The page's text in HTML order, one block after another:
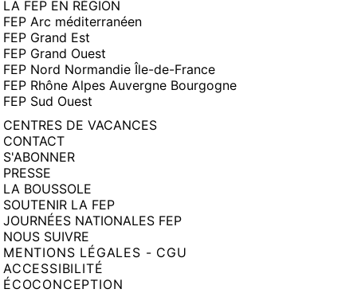
LA FEP EN RÉGION
FEP Arc méditerranéen
FEP Grand Est
FEP Grand Ouest
FEP Nord Normandie Île-de-France
FEP Rhône Alpes Auvergne Bourgogne
FEP Sud Ouest
CENTRES DE VACANCES
CONTACT
S'ABONNER
PRESSE
LA BOUSSOLE
SOUTENIR LA FEP
JOURNÉES NATIONALES FEP
NOUS SUIVRE
MENTIONS LÉGALES - CGU
ACCESSIBILITÉ
ÉCOCONCEPTION